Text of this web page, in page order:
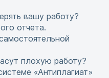
вашу работу?
отчета.
плохую работу?
«Антиплагиат»